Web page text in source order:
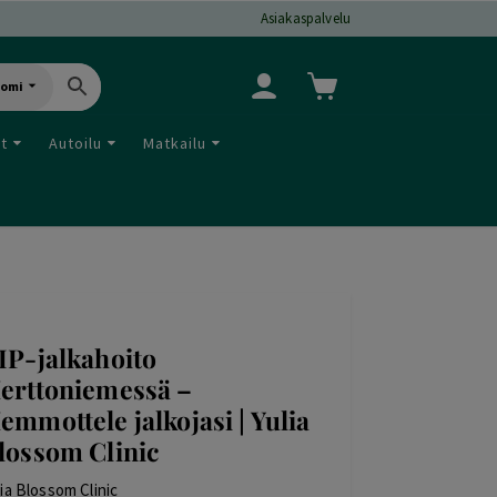
Asiakaspalvelu
Autoilu Matkailu
jalkahoito
–
jalkojasi | Yulia
Clinic
Blossom Clinic